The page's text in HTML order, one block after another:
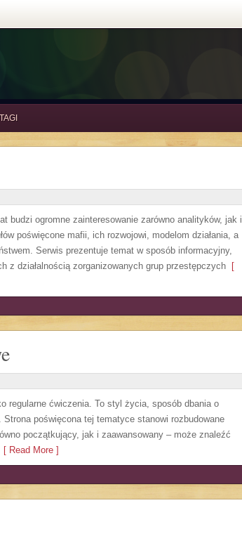
TAGI
budzi ogromne zainteresowanie zarówno analityków, jak i
poświęcone mafii, ich rozwojowi, modelom działania, a
Serwis prezentuje temat w sposób informacyjny,
z działalnością zorganizowanych grup przestępczych [
regularne ćwiczenia. To styl życia, sposób dbania o
poświęcona tej tematyce stanowi rozbudowane
początkujący, jak i zaawansowany – może znaleźć
[ Read More ]